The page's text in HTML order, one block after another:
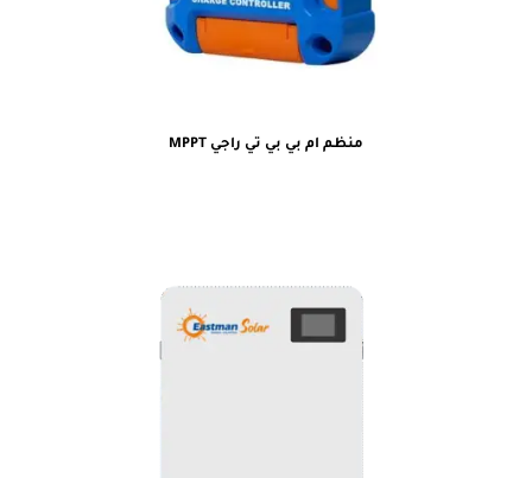
منظم ام بي بي تي راجي MPPT